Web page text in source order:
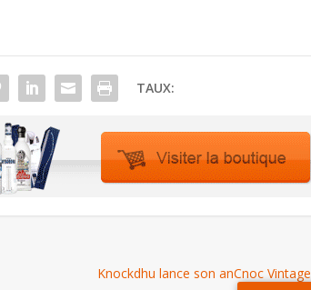
TAUX:
Knockdhu lance son anCnoc